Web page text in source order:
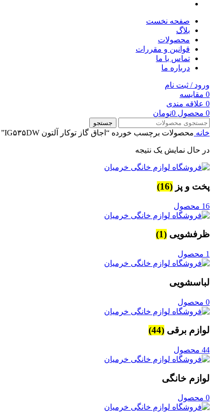
صفحه نخست
بلاگ
محصولات
قوانین و مقررات
تماس با ما
درباره ما
ورود / ثبت نام
0 مقایسه
0 علاقه مندی
0 محصول 0تومان
جستجو
خانه محصولات برچسب خورده “اجاق گاز توکار آلتون IG۵۳۵DW”
در حال نمایش یک نتیجه
پخت و پز (16)
16 محصول
ظرفشویی (1)
1 محصول
لباسشویی
0 محصول
لوازم برقی (44)
44 محصول
لوازم خانگی
0 محصول